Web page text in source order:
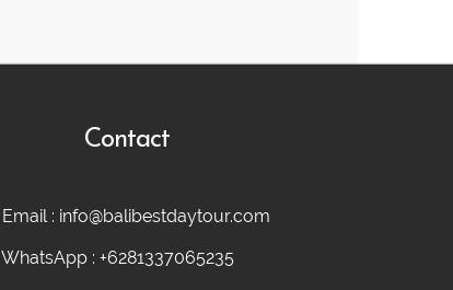
Contact
Email : info@balibestdaytour.com
WhatsApp : +6281337065235